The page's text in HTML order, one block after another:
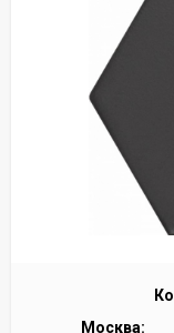
Москва: